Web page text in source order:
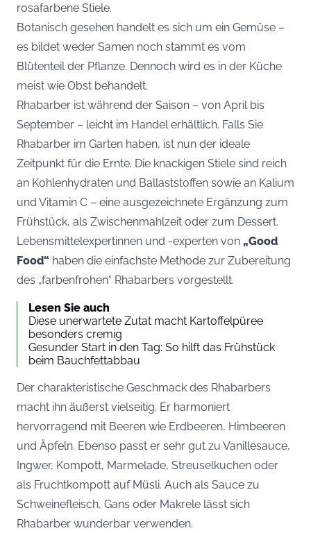
rosafarbene Stiele.
Botanisch gesehen handelt es sich um ein Gemüse –
es bildet weder Samen noch stammt es vom
Blütenteil der Pflanze. Dennoch wird es in der Küche
meist wie Obst behandelt.
Rhabarber ist während der Saison – von April bis
September – leicht im Handel erhältlich. Falls Sie
Rhabarber im Garten haben, ist nun der ideale
Zeitpunkt für die Ernte. Die knackigen Stiele sind reich
an Kohlenhydraten und Ballaststoffen sowie an Kalium
und Vitamin C – eine ausgezeichnete Ergänzung zum
Frühstück, als Zwischenmahlzeit oder zum Dessert.
Lebensmittelexpertinnen und -experten von „Good
Food“ haben die einfachste Methode zur Zubereitung
des „farbenfrohen“ Rhabarbers vorgestellt.
Lesen Sie auch
Diese unerwartete Zutat macht Kartoffelpüree
besonders cremig
Gesunder Start in den Tag: So hilft das Frühstück
beim Bauchfettabbau
Der charakteristische Geschmack des Rhabarbers
macht ihn äußerst vielseitig. Er harmoniert
hervorragend mit Beeren wie Erdbeeren, Himbeeren
und Äpfeln. Ebenso passt er sehr gut zu Vanillesauce,
Ingwer, Kompott, Marmelade, Streuselkuchen oder
als Fruchtkompott auf Müsli. Auch als Sauce zu
Schweinefleisch, Gans oder Makrele lässt sich
Rhabarber wunderbar verwenden.